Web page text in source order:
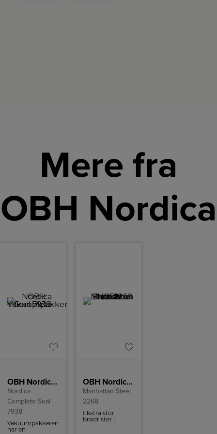
Mere fra
OBH Nordica
OBH Nordica Vakuumpakker Complete Seal 7938
Nordica
Complete Seal
7938
Vakuumpakkeren
har en
OBH Nordica Brødrister
Manhattan Steel
2268
Ekstra stor
brødrister i